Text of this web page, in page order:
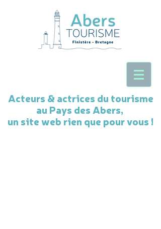
Acteurs & actrices du tourisme
au Pays des Abers,
un site web rien que pour vous !